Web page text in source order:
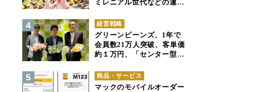
ミレニアル世代などの違い
経営戦略
グリーンビーンズ、1年で
会員数21万人突破、客単価
約１万円、「センター型の
も成立できるか
商品・サービス
マックのモバイルオーダー